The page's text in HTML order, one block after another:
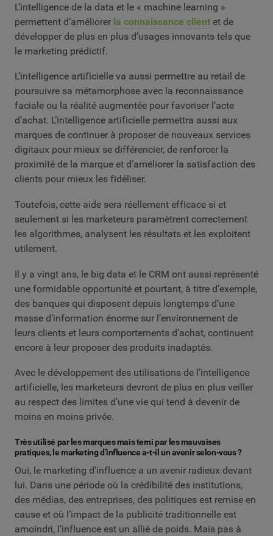
L’intelligence de la data et le « machine learning »
permettent d’améliorer la connaissance client et de
développer de plus en plus d’usages innovants tels que
le marketing prédictif.
L’intelligence artificielle va aussi permettre au retail de
poursuivre sa métamorphose avec la reconnaissance
faciale ou la réalité augmentée pour favoriser l’acte
d’achat. L’intelligence artificielle permettra aussi aux
marques de continuer à proposer de nouveaux services
digitaux pour mieux se différencier, de renforcer la
proximité de la marque et d’améliorer la satisfaction des
clients pour mieux les fidéliser.
Toutefois, cette aide sera réellement efficace si et
seulement si les marketeurs paramètrent correctement
les algorithmes, analysent les résultats et les exploitent
utilement.
Il y a vingt ans, le big data et le CRM ont aussi représenté
une formidable opportunité et pourtant, à titre d’exemple,
des banques qui disposent depuis longtemps d’une
masse d’information énorme sur l’environnement de
leurs clients et leurs comportements d’achat, continuent
encore à leur proposer des produits inadaptés.
Avec le développement des utilisations de l’intelligence
artificielle, les marketeurs devront de plus en plus veiller
au respect des limites d’une vie qui tend à devenir de
moins en moins privée.
Très utilisé par les marques mais terni par les mauvaises
pratiques, le marketing d’influence a-t-il un avenir selon-vous ?
Oui, le marketing d’influence a un avenir radieux devant
lui. Dans une période où la crédibilité des institutions,
des médias, des entreprises, des politiques est remise en
cause et où l’impact de la publicité traditionnelle est
amoindri, l’influence est un allié de poids. Mais pas à